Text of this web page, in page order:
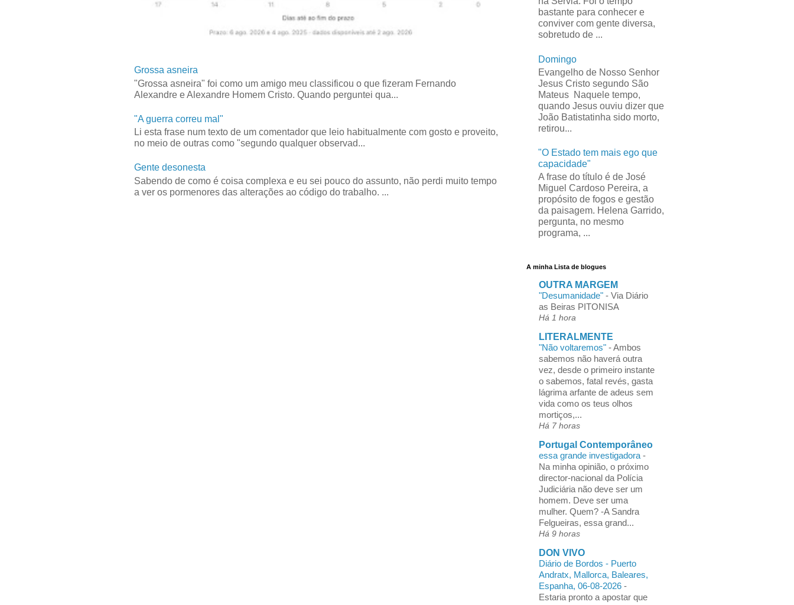
Grossa asneira
"Grossa asneira" foi como um amigo meu classificou o que fizeram Fernando
Alexandre e Alexandre Homem Cristo. Quando perguntei qua...
"A guerra correu mal"
Li esta frase num texto de um comentador que leio habitualmente com gosto e proveito,
no meio de outras como "segundo qualquer observad...
Gente desonesta
Sabendo de como é coisa complexa e eu sei pouco do assunto, não perdi muito tempo
a ver os pormenores das alterações ao código do trabalho. ...
bastante para conhecer e
conviver com gente diversa,
sobretudo de ...
Domingo
Evangelho de Nosso Senhor
Jesus Cristo segundo São
Mateus Naquele tempo,
quando Jesus ouviu dizer que
João Batistatinha sido morto,
retirou...
"O Estado tem mais ego que
capacidade"
A frase do título é de José
Miguel Cardoso Pereira, a
propósito de fogos e gestão
da paisagem. Helena Garrido,
pergunta, no mesmo
programa, ...
A minha Lista de blogues
OUTRA MARGEM
"Desumanidade" - Via Diário
as Beiras PITONISA
Há 1 hora
LITERALMENTE
"Não voltaremos" -Ambos
sabemos não haverá outra
vez, desde o primeiro instante
o sabemos, fatal revés, gasta
lágrima arfante de adeus sem
vida como os teus olhos
mortiços,...
Há 7 horas
Portugal Contemporâneo
essa grande investigadora -
Na minha opinião, o próximo
director-nacional da Polícia
Judiciária não deve ser um
homem. Deve ser uma
mulher. Quem? -A Sandra
Felgueiras, essa grand...
Há 9 horas
DON VIVO
Diário de Bordos - Puerto
Andratx, Mallorca, Baleares,
Espanha, 06-08-2026 -
Estaria pronto a apostar que